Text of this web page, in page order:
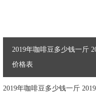
2019年咖啡豆多少钱一斤
价格表
2019年咖啡豆多少钱一斤